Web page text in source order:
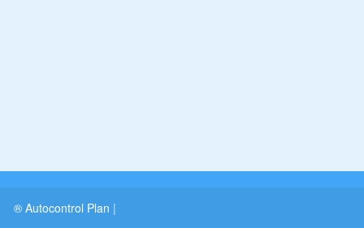
® Autocontrol Plan |